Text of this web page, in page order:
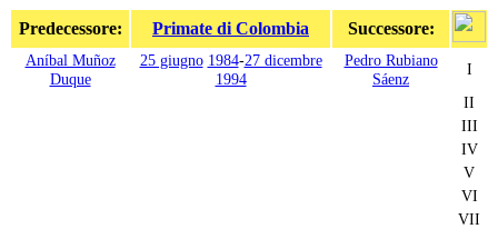
Predecessore: Primate di Colombia Successore:
Aníbal Muñoz
Duque
25 giugno 1984-27 dicembre
1994
Pedro Rubiano
Sáenz
I
II
III
IV
V
VI
VII